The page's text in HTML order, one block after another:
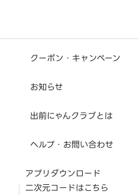
クーポン・キャンペーン
お知らせ
出前にゃんクラブとは
ヘルプ・お問い合わせ
アプリダウンロード
二次元コードはこちら